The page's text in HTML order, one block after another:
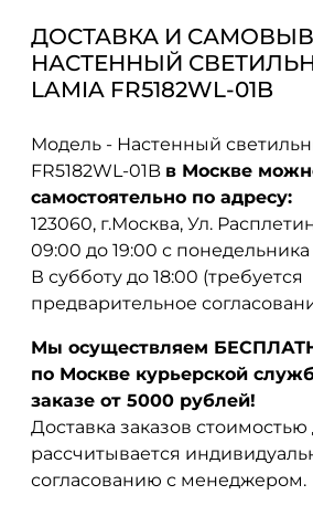
ДОСТАВКА И
НАСТЕННЫЙ
LAMIA FR5182WL-01B
Модель - Настенный
FR5182WL-01B в Москве
самостоятельно по адресу:
123060, г.Москва, Ул.
09:00 до 19:00 с
В субботу до 18:00 (требуется
предварительное
Мы осуществляем
по Москве курьерской
заказе от 5000 рублей!
Доставка заказов
рассчитывается
согласованию с менеджером.